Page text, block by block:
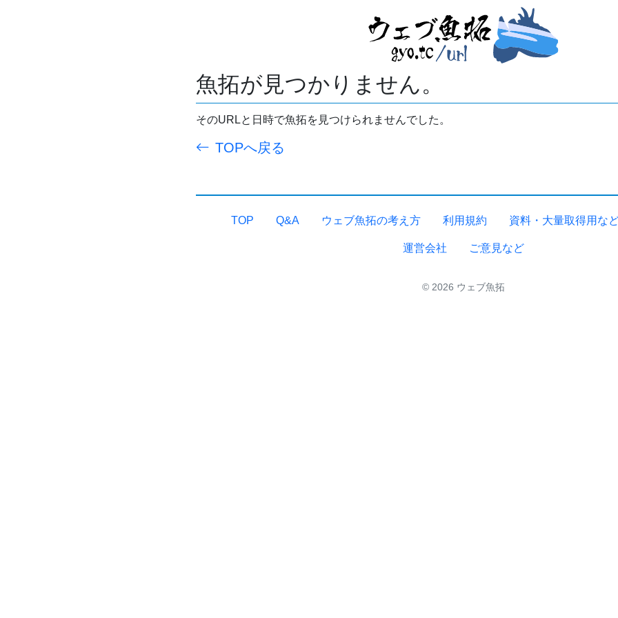
魚拓が見つかりません。
そのURLと日時で魚拓を見つけられませんでした。
TOPへ戻る
TOP Q&A ウェブ魚拓の考え方 利用規約 資料・大量取得用な
運営会社 ご意見など
© 2026 ウェブ魚拓